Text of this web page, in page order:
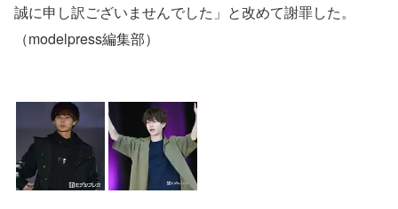
誠に申し訳ございませんでした」と改めて謝罪した。
（modelpress編集部）